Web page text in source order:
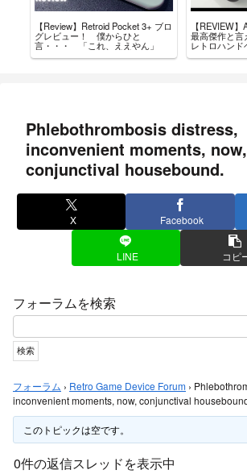
【Review】Retroid Pocket 3+ ブロ
グレビュー！ 僕からひと
言・・・ 「これ、ええやん」
【REVIEW】
最高傑作と言
レトロハンド
Phlebothrombosis distress,
inconvenient moments, now,
conjunctival housebound.
X Facebook
LINE コピ
フォーラムを検索
フォーラム › Retro Game Device Forum ›
inconvenient moments, now, conjunctival
このトピックは空です。
0件の返信スレッドを表示中